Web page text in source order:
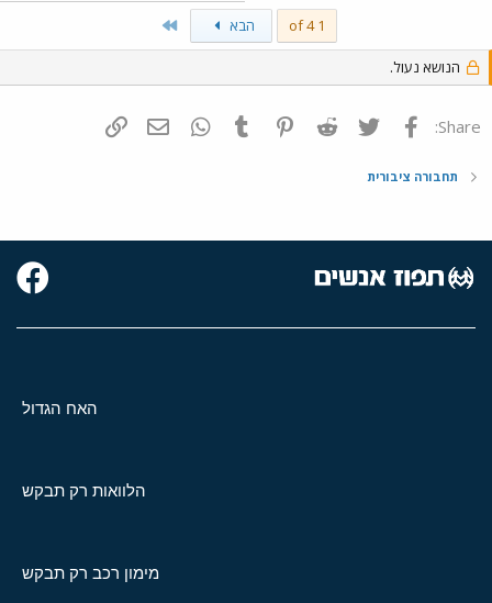
1 of 4 הבא
הנושא נעול.
Share: פייסבוק Twitter
Reddit
Pinterest
Tumblr
WhatsAppדואר אלקטרוני
תחבורה ציבורית
האח הגדול
הלוואות רק תבקש
מימון רכב רק תבקש